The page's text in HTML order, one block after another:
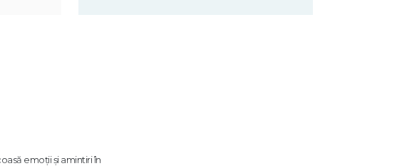
emoții și amintiri în